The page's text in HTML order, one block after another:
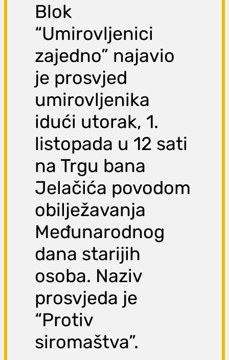
Blok
“Umirovljenici
zajedno” najavio
je prosvjed
umirovljenika
idući utorak, 1.
listopada u 12 sati
na Trgu bana
Jelačića povodom
obilježavanja
Međunarodnog
dana starijih
osoba. Naziv
prosvjeda je
“Protiv
siromaštva”.